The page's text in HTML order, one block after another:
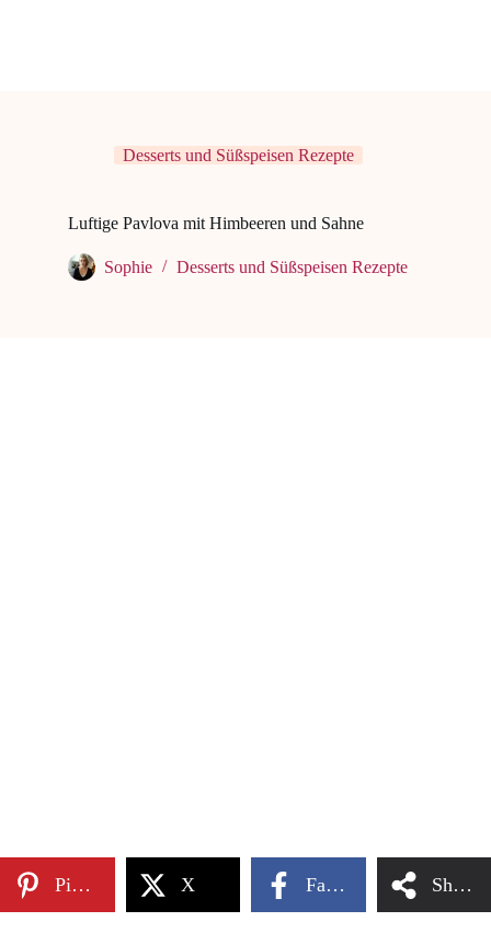
Desserts und Süßspeisen Rezepte
Luftige Pavlova mit Himbeeren und Sahne
Sophie Desserts und Süßspeisen Rezepte
Pinterest X Facebook Share